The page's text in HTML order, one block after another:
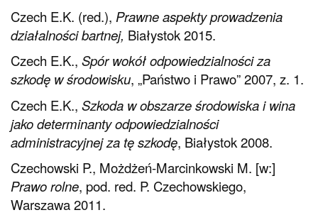
Czech E.K. (red.), Prawne aspekty prowadzenia
działalności bartnej, Białystok 2015.
Czech E.K., Spór wokół odpowiedzialności za
szkodę w środowisku, „Państwo i Prawo” 2007, z. 1.
Czech E.K., Szkoda w obszarze środowiska i wina
jako determinanty odpowiedzialności
administracyjnej za tę szkodę, Białystok 2008.
Czechowski P., Możdżeń-Marcinkowski M. [w:]
Prawo rolne, pod. red. P. Czechowskiego,
Warszawa 2011.